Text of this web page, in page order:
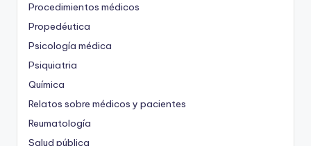
Procedimientos médicos
Propedéutica
Psicología médica
Psiquiatria
Química
Relatos sobre médicos y pacientes
Reumatología
Salud pública